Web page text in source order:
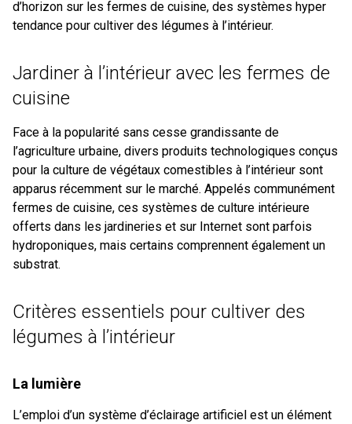
d’horizon sur les fermes de cuisine, des systèmes hyper
tendance pour cultiver des légumes à l’intérieur.
Jardiner à l’intérieur avec les fermes de
cuisine
Face à la popularité sans cesse grandissante de
l’agriculture urbaine, divers produits technologiques conçus
pour la culture de végétaux comestibles à l’intérieur sont
apparus récemment sur le marché. Appelés communément
fermes de cuisine, ces systèmes de culture intérieure
offerts dans les jardineries et sur Internet sont parfois
hydroponiques, mais certains comprennent également un
substrat.
Critères essentiels pour cultiver des
légumes à l’intérieur
La lumière
L’emploi d’un système d’éclairage artificiel est un élément